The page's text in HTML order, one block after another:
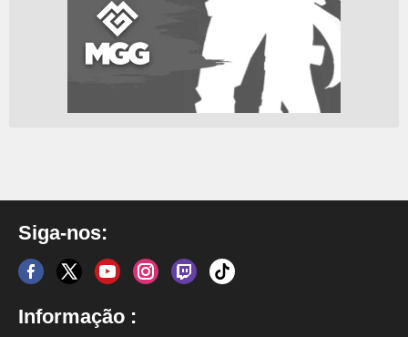
Siga-nos:
Informação :